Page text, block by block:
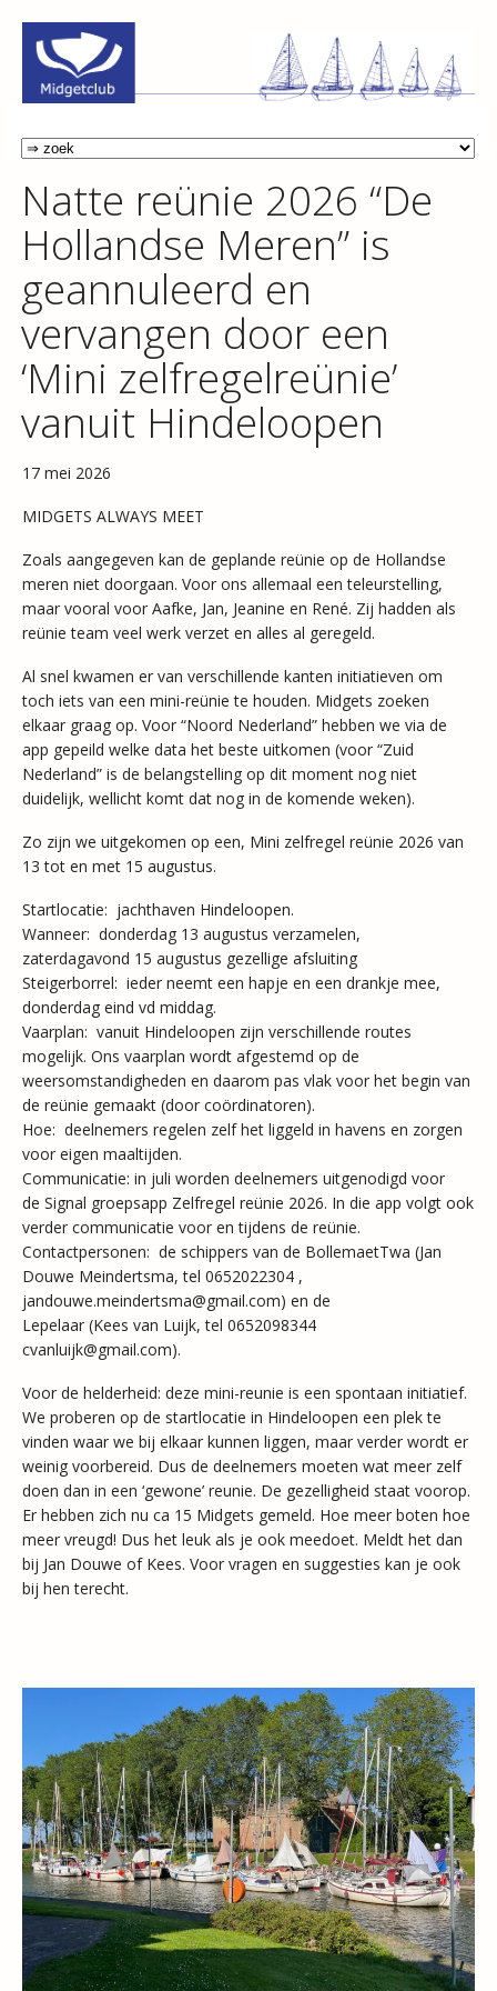
Natte reünie 2026 “De
Hollandse Meren” is
geannuleerd en
vervangen door een
‘Mini zelfregelreünie’
vanuit Hindeloopen
17 mei 2026
MIDGETS ALWAYS MEET
Zoals aangegeven kan de geplande reünie op de Hollandse
meren niet doorgaan. Voor ons allemaal een teleurstelling,
maar vooral voor Aafke, Jan, Jeanine en René. Zij hadden als
reünie team veel werk verzet en alles al geregeld.
Al snel kwamen er van verschillende kanten initiatieven om
toch iets van een mini-reünie te houden. Midgets zoeken
elkaar graag op. Voor “Noord Nederland” hebben we via de
app gepeild welke data het beste uitkomen (voor “Zuid
Nederland” is de belangstelling op dit moment nog niet
duidelijk, wellicht komt dat nog in de komende weken).
Zo zijn we uitgekomen op een, Mini zelfregel reünie 2026 van
13 tot en met 15 augustus.
Startlocatie: ​​​ jachthaven Hindeloopen.
Wanneer: ​​ donderdag 13 augustus verzamelen,
zaterdagavond 15 augustus gezellige afsluiting
Steigerborrel: ​​ ieder neemt een hapje en een drankje mee,
donderdag eind vd middag.
Vaarplan: ​​ vanuit Hindeloopen zijn verschillende routes
mogelijk. Ons vaarplan wordt afgestemd op de
weersomstandigheden en daarom pas vlak voor het begin van
de reünie gemaakt (door coördinatoren).
Hoe: ​​​​ deelnemers regelen zelf het liggeld in havens en zorgen
voor eigen maaltijden.
Communicatie:​​ in juli worden deelnemers uitgenodigd voor
de Signal groepsapp Zelfregel reünie 2026. In die app volgt ook
verder communicatie voor en tijdens de reünie.
Contactpersonen: ​​​ de schippers van de BollemaetTwa (Jan
Douwe Meindertsma, tel 0652022304 ,
jandouwe.meindertsma@gmail.com) en de
Lepelaar (Kees van Luijk, tel 0652098344
cvanluijk@gmail.com).
Voor de helderheid: deze mini-reunie is een spontaan initiatief.
We proberen op de startlocatie in Hindeloopen een plek te
vinden waar we bij elkaar kunnen liggen, maar verder wordt er
weinig voorbereid. Dus de deelnemers moeten wat meer zelf
doen dan in een ‘gewone’ reunie. De gezelligheid staat voorop.
Er hebben zich nu ca 15 Midgets gemeld. Hoe meer boten hoe
meer vreugd! Dus het leuk als je ook meedoet. Meldt het dan
bij Jan Douwe of Kees. Voor vragen en suggesties kan je ook
bij hen terecht.